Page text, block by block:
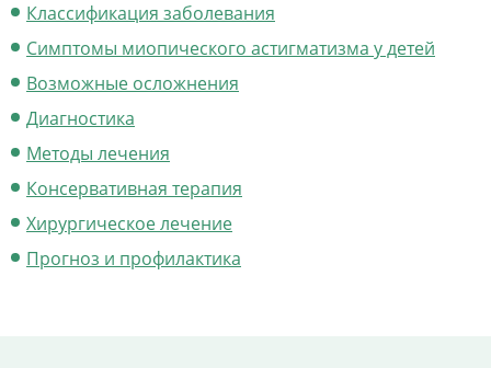
Классификация заболевания
Симптомы миопического астигматизма у детей
Возможные осложнения
Диагностика
Методы лечения
Консервативная терапия
Хирургическое лечение
Прогноз и профилактика
+7 (812) 435-55-55
Записаться на приём